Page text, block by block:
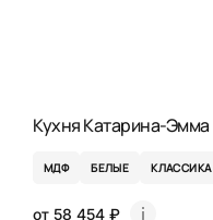
Кухня Катарина-Эмма
МДФ БЕЛЫЕ КЛАССИКА
от 58 454 ₽